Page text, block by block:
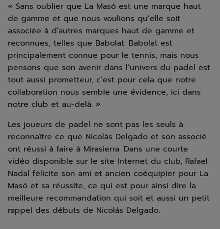
« Sans oublier que La Masó est une marque haut
de gamme et que nous voulions qu’elle soit
associée à d’autres marques haut de gamme et
reconnues, telles que Babolat. Babolat est
principalement connue pour le tennis, mais nous
pensons que son avenir dans l’univers du padel est
tout aussi prometteur, c’est pour cela que notre
collaboration nous semble une évidence, ici dans
notre club et au-delà. »
Les joueurs de padel ne sont pas les seuls à
reconnaître ce que Nicolás Delgado et son associé
ont réussi à faire à Mirasierra. Dans une courte
vidéo disponible sur le site Internet du club, Rafael
Nadal félicite son ami et ancien coéquipier pour La
Masó et sa réussite, ce qui est pour ainsi dire la
meilleure recommandation qui soit et aussi un petit
rappel des débuts de Nicolás Delgado.